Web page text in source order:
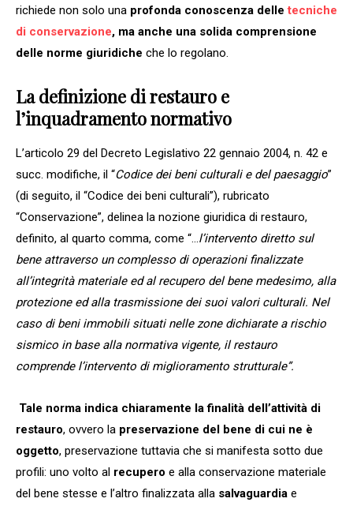
richiede non solo una profonda conoscenza delletecniche
di conservazione, ma anche una solida comprensione
delle norme giuridiche che lo regolano.
La definizione di restauro e
l’inquadramento normativo
L’articolo 29 del Decreto Legislativo 22 gennaio 2004, n. 42 e
succ. modifiche, il “Codice dei beni culturali e del paesaggio”
(di seguito, il “Codice dei beni culturali”), rubricato
“Conservazione”, delinea la nozione giuridica di restauro,
definito, al quarto comma, come “…l’intervento diretto sul
bene attraverso un complesso di operazioni finalizzate
all’integrità materiale ed al recupero del bene medesimo, alla
protezione ed alla trasmissione dei suoi valori culturali. Nel
caso di beni immobili situati nelle zone dichiarate a rischio
sismico in base alla normativa vigente, il restauro
comprende l’intervento di miglioramento strutturale”.
Tale norma indica chiaramente la finalità dell’attività di
restauro, ovvero la preservazione del bene di cui ne è
oggetto, preservazione tuttavia che si manifesta sotto due
profili: uno volto al recupero e alla conservazione materiale
del bene stesse e l’altro finalizzata alla salvaguardia e